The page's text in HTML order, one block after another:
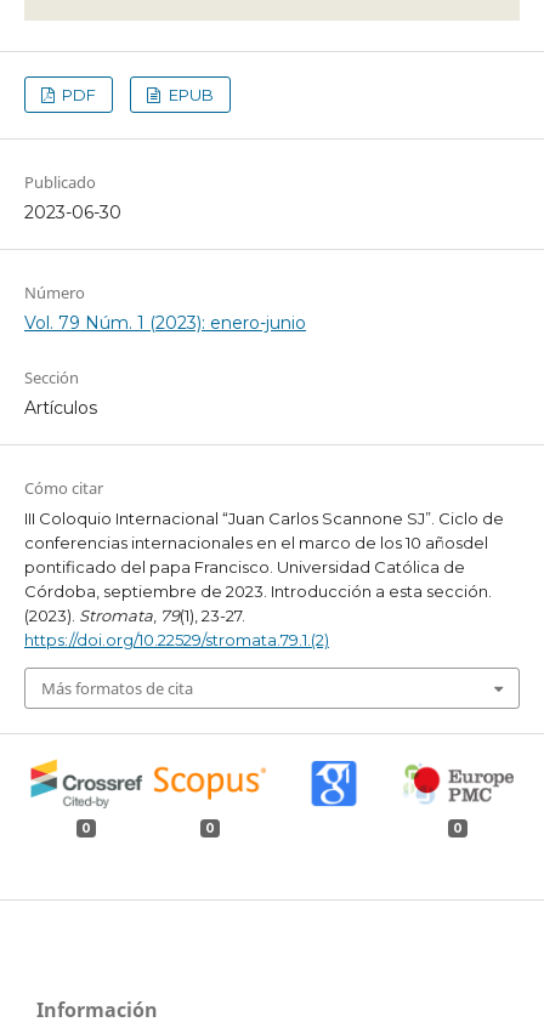
PDF EPUB
Publicado
2023-06-30
Número
Vol. 79 Núm. 1 (2023): enero-junio
Sección
Artículos
Cómo citar
III Coloquio Internacional “Juan Carlos Scannone SJ”. Ciclo de
conferencias internacionales en el marco de los 10 añosdel
pontificado del papa Francisco. Universidad Católica de
Córdoba, septiembre de 2023. Introducción a esta sección.
(2023). Stromata, 79(1), 23-27.
https://doi.org/10.22529/stromata.79.1.(2)
Más formatos de cita
0 0 0
Información